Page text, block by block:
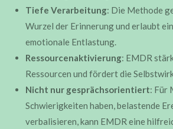
Tiefe Verarbeitung: Die Methode
Wurzel der Erinnerung und erlaubt
emotionale Entlastung.
Ressourcenaktivierung: EMDR
Ressourcen und fördert die
Nicht nur gesprächsorientiert: Für
Schwierigkeiten haben, belastende
verbalisieren, kann EMDR eine